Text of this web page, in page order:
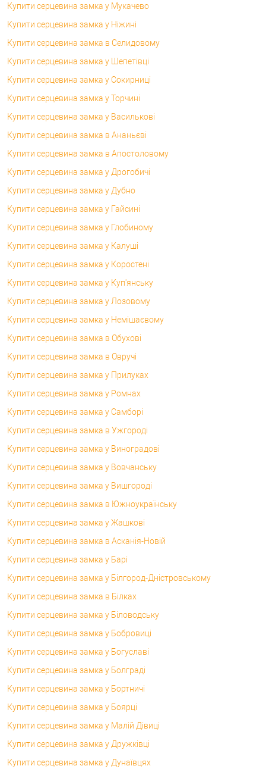
Купити серцевина замка у Мукачево
Купити серцевина замка у Ніжині
Купити серцевина замка в Селидовому
Купити серцевина замка у Шепетівці
Купити серцевина замка у Сокирниці
Купити серцевина замка у Торчині
Купити серцевина замка у Василькові
Купити серцевина замка в Ананьєві
Купити серцевина замка в Апостоловому
Купити серцевина замка у Дрогобичі
Купити серцевина замка у Дубно
Купити серцевина замка у Гайсині
Купити серцевина замка у Глобиному
Купити серцевина замка у Калуші
Купити серцевина замка у Коростені
Купити серцевина замка у Куп'янську
Купити серцевина замка у Лозовому
Купити серцевина замка у Немішаєвому
Купити серцевина замка в Обухові
Купити серцевина замка в Овручі
Купити серцевина замка у Прилуках
Купити серцевина замка у Ромнах
Купити серцевина замка у Самборі
Купити серцевина замка в Ужгороді
Купити серцевина замка у Виноградові
Купити серцевина замка у Вовчанську
Купити серцевина замка у Вишгороді
Купити серцевина замка в Южноукраїнську
Купити серцевина замка у Жашкові
Купити серцевина замка в Асканія-Новій
Купити серцевина замка у Барі
Купити серцевина замка у Білгород-Дністровському
Купити серцевина замка в Білках
Купити серцевина замка у Біловодську
Купити серцевина замка у Бобровиці
Купити серцевина замка у Богуславі
Купити серцевина замка у Болграді
Купити серцевина замка у Бортничі
Купити серцевина замка у Боярці
Купити серцевина замка у Малій Дівиці
Купити серцевина замка у Дружківці
Купити серцевина замка у Дунаївцях